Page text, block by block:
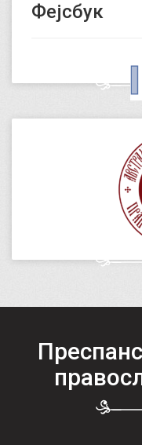
Фејсбук